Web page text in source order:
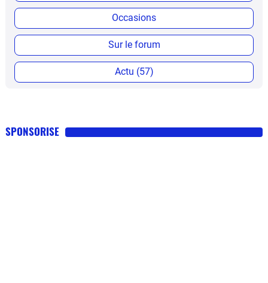
Occasions
Sur le forum
Actu (57)
SPONSORISE